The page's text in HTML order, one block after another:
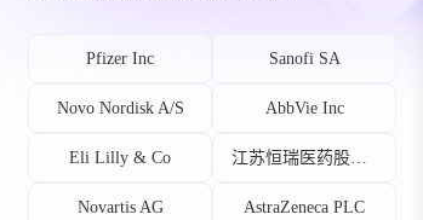
Pfizer Inc Sanofi SA
Novo Nordisk A/S AbbVie Inc
Eli Lilly & Co
Novartis AG AstraZeneca PLC